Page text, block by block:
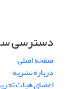
دسترسی
صفحه اصلی
درباره نشریه
اعضای هیات